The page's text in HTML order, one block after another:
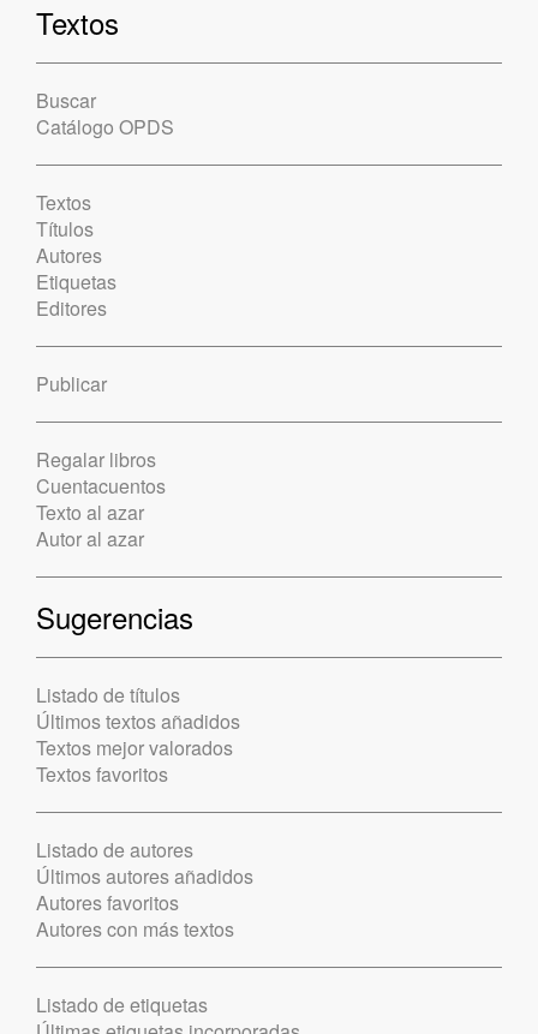
Textos
Buscar
Catálogo OPDS
Textos
Títulos
Autores
Etiquetas
Editores
Publicar
Regalar libros
Cuentacuentos
Texto al azar
Autor al azar
Sugerencias
Listado de títulos
Últimos textos añadidos
Textos mejor valorados
Textos favoritos
Listado de autores
Últimos autores añadidos
Autores favoritos
Autores con más textos
Listado de etiquetas